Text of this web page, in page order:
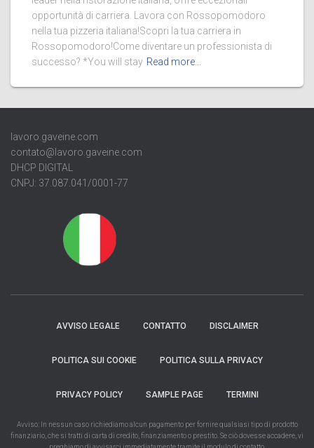
opportunità di carriera. Lavora con Rossopomodoro
nella tua pizzeria italiana!Scopri la tua carriera in
Rossopomodoro!Come diventare un professionista di
successo? *You will stay Read more…
lavoro.gaveine.com
contato@lavoro.gaveine.com
DHCP DIGITAL
CNPJ: 37.087.041/0001-77
AVVISO LEGALE CONTATTO DISCLAIMER
POLITICA SUI COOKIE POLITICA SULLA PRIVACY
PRIVACY POLICY SAMPLE PAGE TERMINI
Avviso: In nessun caso richiediamo alcun pagamento per fornire qualsiasi tipo di prodotto
finanziario, che si tratti di carta di credito, finanziamento o prestito. Se ciò dovesse accadere, vi